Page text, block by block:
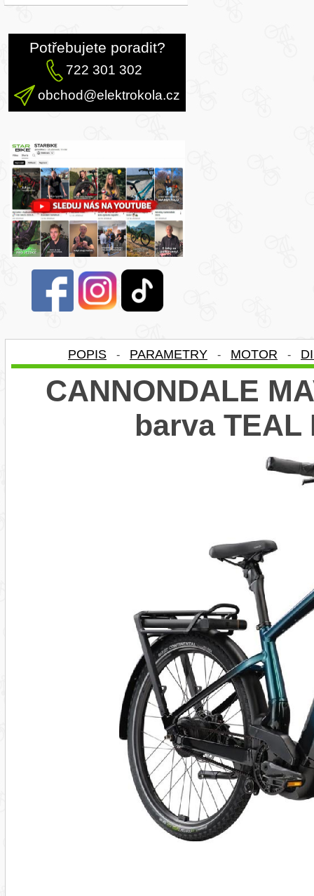
Potřebujete poradit?
722 301 302
obchod@elektrokola.cz
POPIS - PARAMETRY - MOTOR -
CANNONDALE
barva TEAL